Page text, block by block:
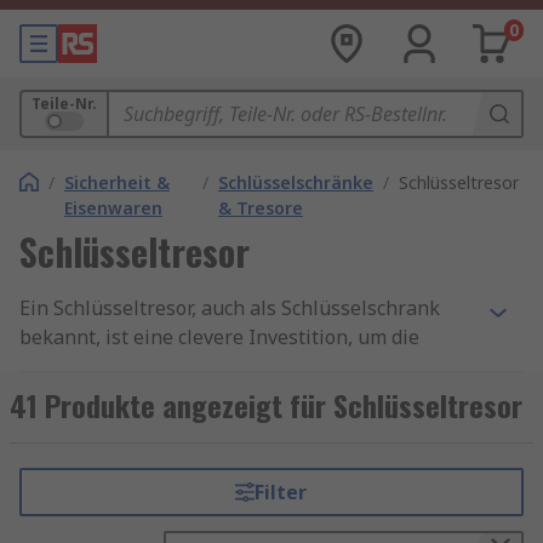
0
Teile-Nr.
/ Sicherheit &
Eisenwaren
/ Schlüsselschränke
& Tresore
/ Schlüsseltresor
Schlüsseltresor
Ein Schlüsseltresor, auch als Schlüsselschrank
bekannt, ist eine clevere Investition, um die
gleichzeitig den Zugang für autorisierte
Personen zu erleichtern. Mit verschiedenen
unterschiedlicher Nutzer gerecht werden, ist der
Schlüsseltresor eine vielseitige Lösung für
41 Produkte angezeigt für Schlüsseltresor
Filter